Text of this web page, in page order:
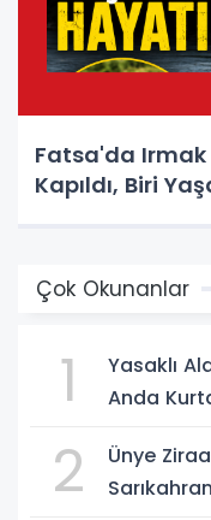
Fatsa'da Irmak
Kapıldı, Biri
Çok Okunanlar
1
Yasaklı
Anda
2
Ünye